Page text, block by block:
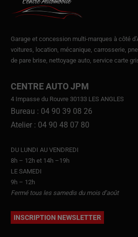
Garage et concession multi-marques à côté
voitures , location, mécanique, carrosserie,
de pare brise, nettoyage auto, service carte
CENTRE AUTO JPM
4 Impasse du Rouvre 30133 LES ANGLES
Bureau : 04 90 39 08 26
Atelier : 04 90 48 07 80
DU LUNDI AU VENDREDI
8h – 12h et 14h –19h
LE SAMEDI
9h – 12h
Fermé tous les samedis du mois d’août
INSCRIPTION NEWSLETTER